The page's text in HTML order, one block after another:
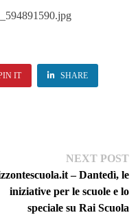
IT SHARE
NEXT POST
– Dantedì, le
iniziative per le scuole e lo
speciale su Rai Scuola